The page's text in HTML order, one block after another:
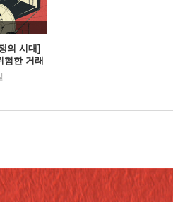
들의 전쟁│자기 붕괴│슈퍼 벙커│
피와 마약(1944~1945)
카데미, 뮌헨│기적의 마약을 찾아서
기 - 국가 사회주의와 정치적 현실감
의 시대]
험한 거래